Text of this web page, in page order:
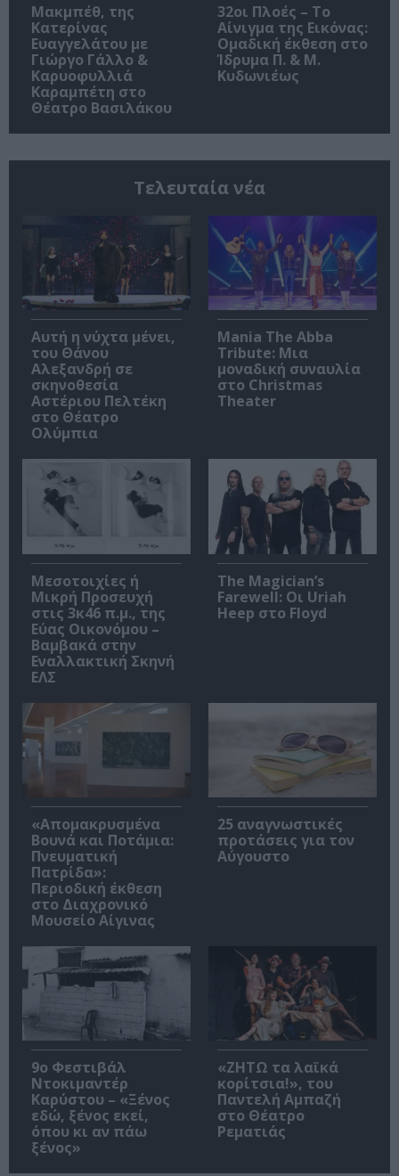
Μακμπέθ, της
Κατερίνας
Ευαγγελάτου με
Γιώργο Γάλλο &
Καρυοφυλλιά
Καραμπέτη στο
Θέατρο Βασιλάκου
32οι Πλοές – Το
Αίνιγμα της Εικόνας:
Ομαδική έκθεση στο
Ίδρυμα Π. & Μ.
Κυδωνιέως
Τελευταία νέα
Αυτή η νύχτα μένει,
του Θάνου
Αλεξανδρή σε
σκηνοθεσία
Αστέριου Πελτέκη
στο Θέατρο
Ολύμπια
Mania The Abba
Tribute: Μια
μοναδική συναυλία
στο Christmas
Theater
Μεσοτοιχίες ή
Μικρή Προσευχή
στις 3κ46 π.μ., της
Εύας Οικονόμου –
Βαμβακά στην
Εναλλακτική Σκηνή
ΕΛΣ
The Magician’s
Farewell: Οι Uriah
Heep στο Floyd
«Απομακρυσμένα
Βουνά και Ποτάμια:
Πνευματική
Πατρίδα»:
Περιοδική έκθεση
στο Διαχρονικό
Μουσείο Αίγινας
25 αναγνωστικές
προτάσεις για τον
Αύγουστο
9ο Φεστιβάλ
Ντοκιμαντέρ
Καρύστου – «Ξένος
εδώ, ξένος εκεί,
όπου κι αν πάω
ξένος»
«ΖΗΤΩ τα λαϊκά
κορίτσια!», του
Παντελή Αμπαζή
στο Θέατρο
Ρεματιάς